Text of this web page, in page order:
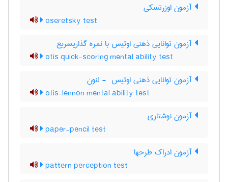
آزمون اوزرتسکی
oseretsky test
آزمون توانایی ذهنی اوتیس با نمره گذاریسریع
otis quick-scoring mental ability test
آزمون توانایی ذهنی اوتیس ‎ - لنون
otis-lennon mental ability test
آزمون نوشتاری
paper-pencil test
آزمون ادراک طرحها
pattern perception test